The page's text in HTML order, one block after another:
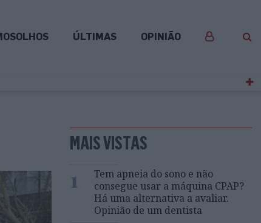
ÚLTIMAS OPINIÃO
MAIS VISTAS
1
Tem apneia do sono e não
consegue usar a máquina CPAP?
Há uma alternativa a avaliar.
Opinião de um dentista